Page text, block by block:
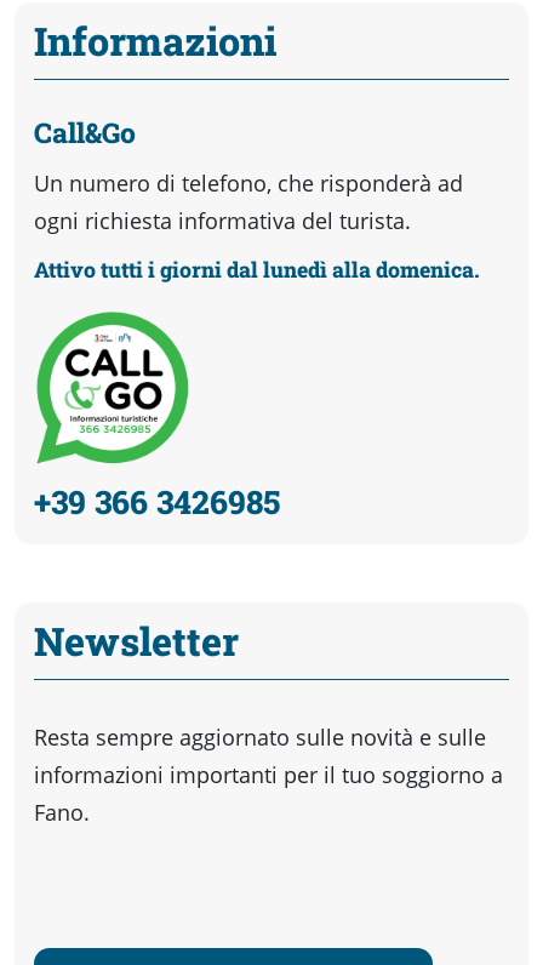
Informazioni
Call&Go
Un numero di telefono, che risponderà ad
ogni richiesta informativa del turista.
Attivo tutti i giorni dal lunedì alla domenica.
+39 366 3426985
Newsletter
Resta sempre aggiornato sulle novità e sulle
informazioni importanti per il tuo soggiorno a
Fano.